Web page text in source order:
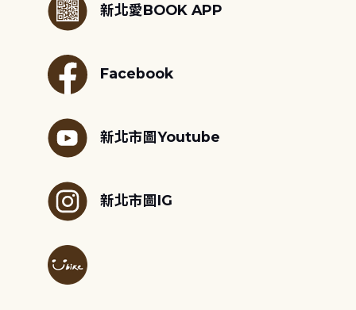
新北愛BOOK APP
Facebook
新北市圖Youtube
新北市圖IG